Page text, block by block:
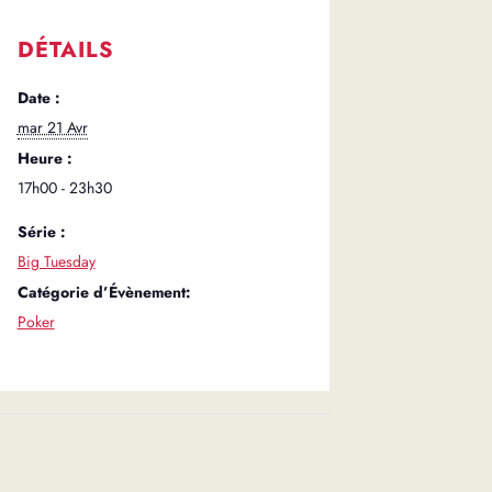
DÉTAILS
Date :
mar 21 Avr
Heure :
17h00 - 23h30
Série :
Big Tuesday
Catégorie d’Évènement:
Poker